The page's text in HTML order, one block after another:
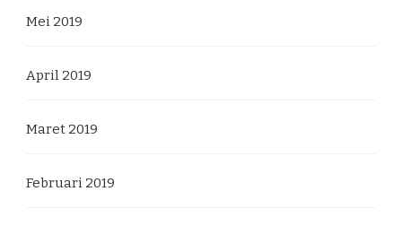
Mei 2019
April 2019
Maret 2019
Februari 2019